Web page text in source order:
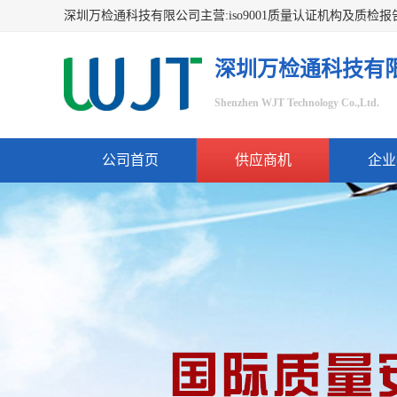
深圳万检通科技有
Shenzhen WJT Technology Co.,Ltd.
公司首页 供应商机 企